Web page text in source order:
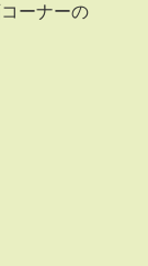
ーナーの